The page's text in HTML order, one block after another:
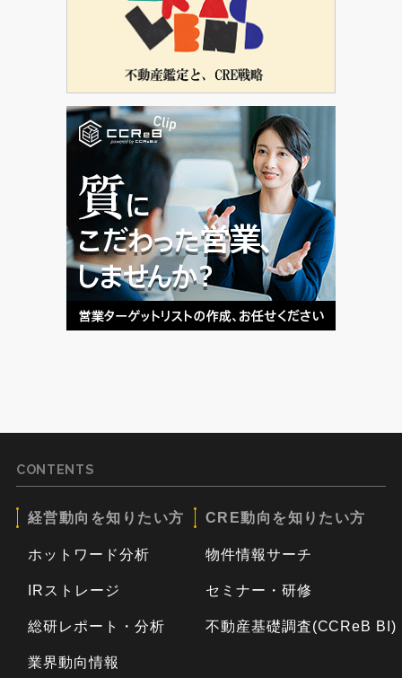
CONTENTS
経営動向を知りたい方
ホットワード分析
IRストレージ
総研レポート・分析
業界動向情報
CRE動向を知りたい方
物件情報サーチ
セミナー・研修
不動産基礎調査(CCReB BI)